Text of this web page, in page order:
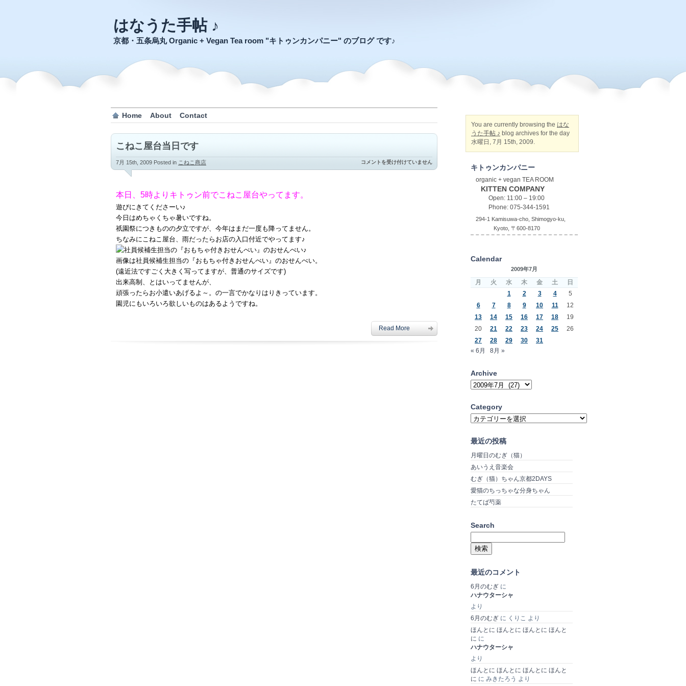
はなうた手帖 ♪
京都・五条烏丸 Organic + Vegan Tea room "キトゥンカンパニー" のブログ です♪
Home About Contact
こねこ屋台当日です
7月 15th, 2009 Posted in こねこ商店
こ
ね
コメントを受け付けていません
本日、5時よりキトゥン前でこねこ屋台やってます。
遊びにきてくださーい♪
今日はめちゃくちゃ暑いですね。
祇園祭につきものの夕立ですが、今年はまだ一度も降ってません。
ちなみにこねこ屋台、雨だったらお店の入口付近でやってます♪
画像は社員候補生担当の『おもちゃ付きおせんべい』のおせんべい。
(遠近法ですごく大きく写ってますが、普通のサイズです)
出来高制、とはいってませんが、
頑張ったらお小遣いあげるよ～。の一言でかなりはりきっています。
園児にもいろいろ欲しいものはあるようですね。
Read More
You are currently browsing the はな
うた手帖 ♪ blog archives for the day
水曜日, 7月 15th, 2009.
キトゥンカンパニー
organic + vegan TEA ROOM
KITTEN COMPANY
Open: 11:00 – 19:00
Phone: 075-344-1591
294-1 Kamisuwa-cho, Shimogyo-ku,
Kyoto, 〒600-8170
Calendar
2009年7月
月 火 水 木 金 土
日
1
2 3 4
5
6
7 8 9 10 11
12
13
14 15 16 17 18
19
20
21 22 23 24 25
26
27
28 29 30
31
« 6月
8月 »
Archive
Archive
Category
Category
最近の投稿
月曜日のむぎ（猫）
あいうえ音楽会
むぎ（猫）ちゃん京都2DAYS
愛猫のちっちゃな分身ちゃん
たてば芍薬
Search
索:
最近のコメント
6月のむぎ に
ハナウターシャ
より
6月のむぎ に くりこ より
ほんとに ほんとに ほんとに ほんと
に に
ハナウターシャ
より
ほんとに ほんとに ほんとに ほんと
に に みきたろう より